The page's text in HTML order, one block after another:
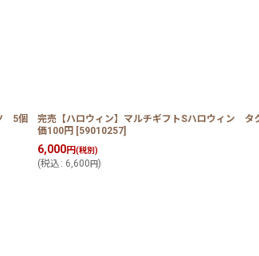
5個
完売【ハロウィン】マルチギフトSハロウィン
価100円 [59010257]
6,000円(税別)
(税込 : 6,600円)